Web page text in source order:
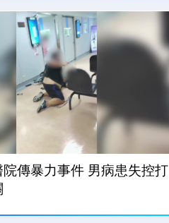
院傳暴力事件 男病患失控打